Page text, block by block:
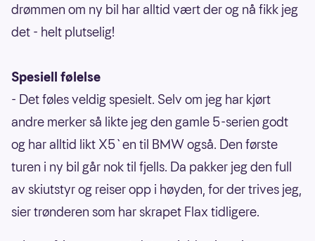
drømmen om ny bil har alltid vært der og nå fikk jeg
det - helt plutselig!
Spesiell følelse
- Det føles veldig spesielt. Selv om jeg har kjørt
andre merker så likte jeg den gamle 5-serien godt
og har alltid likt X5`en til BMW også. Den første
turen i ny bil går nok til fjells. Da pakker jeg den full
av skiutstyr og reiser opp i høyden, for der trives jeg,
sier trønderen som har skrapet Flax tidligere.